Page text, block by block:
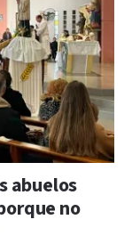
abuelos
no